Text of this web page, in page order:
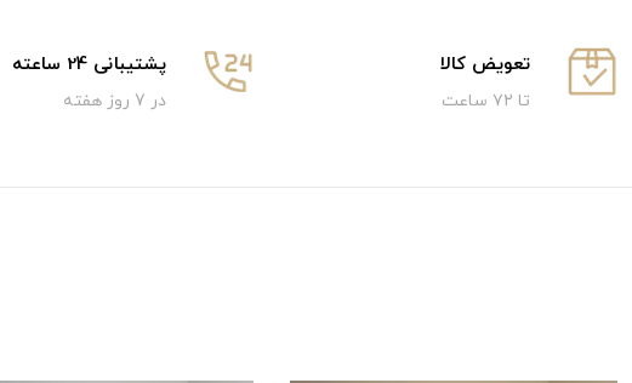
تعویض کالا
تا ۷۲ ساعت
پشتیبانی 24 ساعته
در 7 روز هفته